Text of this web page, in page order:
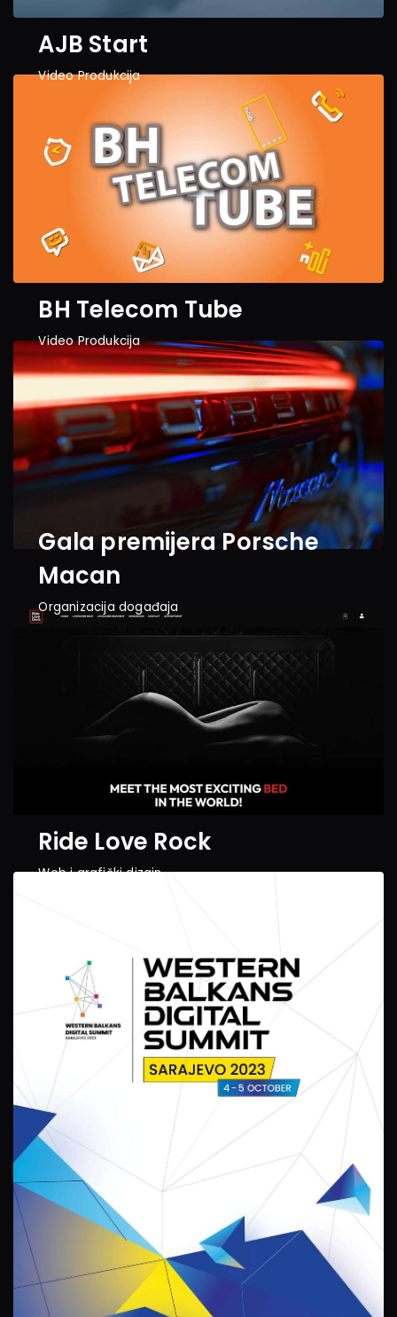
AJB Start
Video Produkcija
BH Telecom Tube
Video Produkcija
Gala premijera Porsche
Macan
Organizacija događaja
Ride Love Rock
Web i grafički dizajn